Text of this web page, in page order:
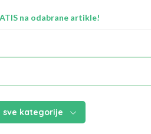
na odabrane artikle!
sve kategorije